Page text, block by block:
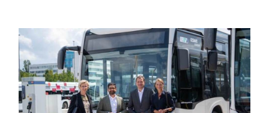
Polizeimeldungen
Themen und Termine
Gewinnspiele